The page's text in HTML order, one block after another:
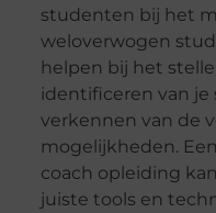
studenten bij het
weloverwogen
helpen bij het
identificeren van
verkennen van de
mogelijkheden.
coach opleiding
juiste tools en